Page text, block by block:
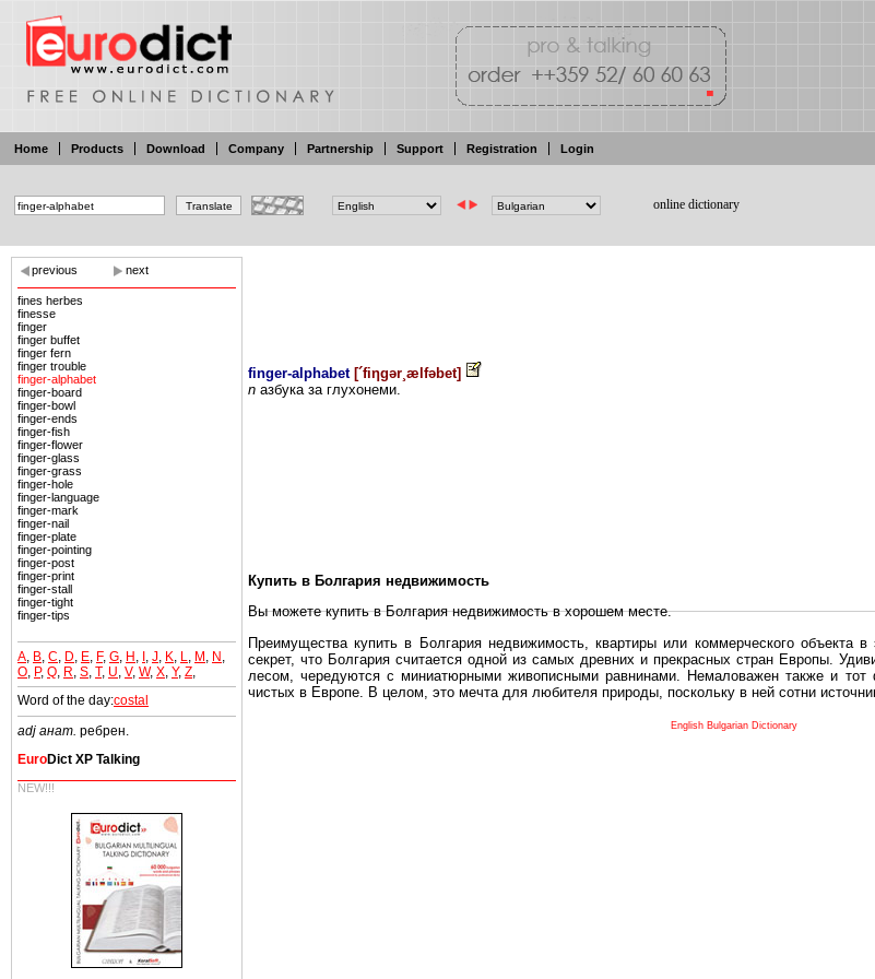
Home Products Download Company Partnership Support Registration Login
online dictionary
previous next
fines herbes
finesse
finger
finger buffet
finger fern
finger trouble
finger-alphabet
finger-board
finger-bowl
finger-ends
finger-fish
finger-flower
finger-glass
finger-grass
finger-hole
finger-language
finger-mark
finger-nail
finger-plate
finger-pointing
finger-post
finger-print
finger-stall
finger-tight
finger-tips
A B C D E F, G H I J K L M N
O P, Q R S T, U V, W, X Y, Z
Word of the day:costal
adj анат. ребрен.
EuroDict XP Talking
NEW!!!
finger-alphabet [´fiηgər¸ælfəbet]
n азбука за глухонеми.
Купить в Болгария недвижимость
Вы можете купить в Болгария недвижимость в хорошем месте.
Преимущества купить в Болгария недвижимость, квартиры или коммерческого объекта
секрет, что Болгария считается одной из самых древних и прекрасных стран Европы.
лесом, чередуются с миниатюрными живописными равнинами. Немаловажен также и тот
чистых в Европе. В целом, это мечта для любителя природы, поскольку в ней сотни
Еще одно существенное преимущество в плане купить в Болгария недвижимость
English Bulgarian Dictionary